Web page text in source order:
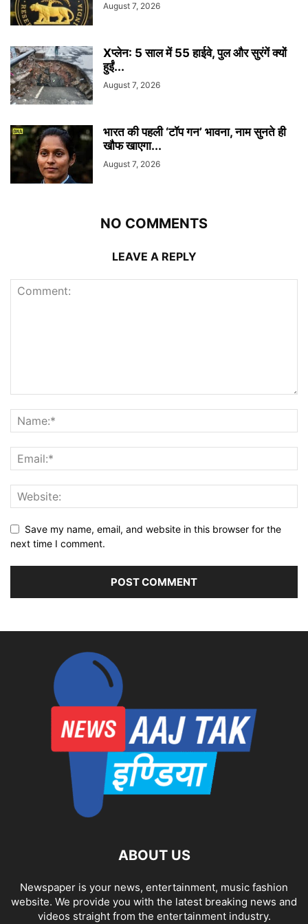
August 7, 2026
Xप्लेन: 5 साल में 55 हाईवे, पुल और सुरंगें क्यों
हुईं...
August 7, 2026
भारत की पहली ‘टॉप गन’ भावना, नाम सुनते ही
खौफ खाएगा...
August 7, 2026
NO COMMENTS
LEAVE A REPLY
Save my name, email, and website in this browser for the
next time I comment.
ABOUT US
Newspaper is your news, entertainment, music fashion
website. We provide you with the latest breaking news and
videos straight from the entertainment industry.